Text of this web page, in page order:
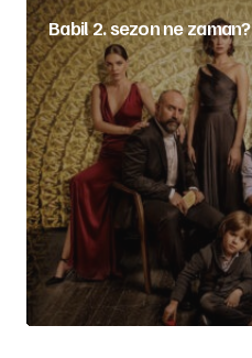
Babil 2. sezon ne zaman?